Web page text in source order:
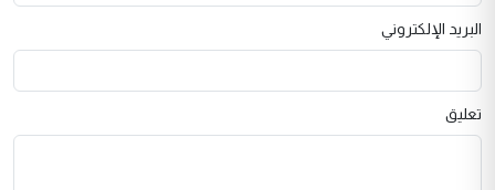
البريد الإلكتروني
تعليق